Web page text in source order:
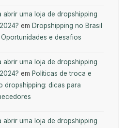
abrir uma loja de dropshipping
em Dropshipping no Brasil
e desafios
abrir uma loja de dropshipping
em Políticas de troca e
dropshipping: dicas para
abrir uma loja de dropshipping